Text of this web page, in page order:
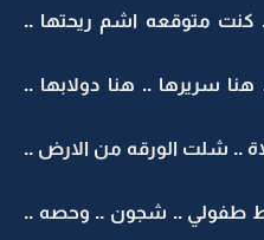
كنت متوقعه اشم ريحتها ..
سريرها .. هنا دولابها ..
.. شلت الورقه من الارض ..
طفولي .. شجون .. وحصه ..